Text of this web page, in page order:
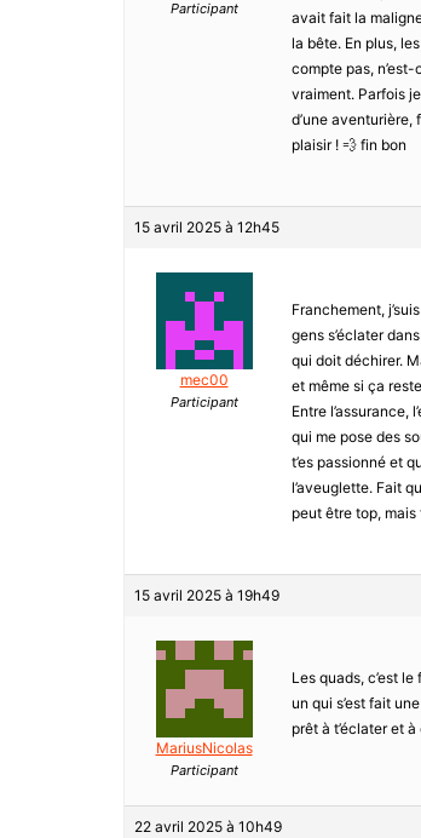
Participant
avait fait la
la bête. En plus,
compte pas,
vraiment. Parfois
d’une
plaisir ! 💨 fin bon
15 avril 2025 à 12h45
mec00
Participant
Franchement,
gens s’éclater
qui doit déchirer.
et même si ça
Entre l’assurance,
qui me pose des
t’es passionné et
l’aveuglette. Fait
peut être top, mais
15 avril 2025 à 19h49
MariusNicolas
Participant
Les quads, c’est
un qui s’est fait
prêt à t’éclater et
22 avril 2025 à 10h49